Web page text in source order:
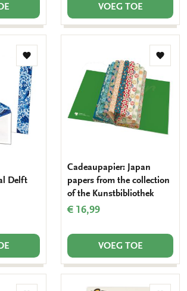
VOEG TOE
Toevoegen
aan
verlanglijst
Delft
Cadeaupapier: Japan
papers from the collection
of the Kunstbibliothek
€ 16,99
VOEG TOE